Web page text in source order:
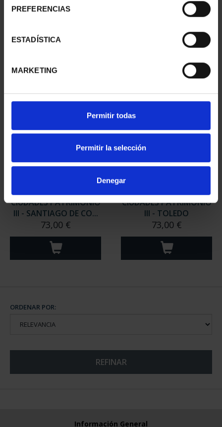
PREFERENCIAS
ESTADÍSTICA
MARKETING
Permitir todas
Permitir la selección
Denegar
III - TARRAGONA
73,00 €
III - SEGOVIA
CIUDADES PATRIMONIO
III - SANTIAGO DE CO...
73,00 €
CIUDADES PATRIMONIO
III - TOLEDO
73,00 €
ORDENAR POR:
REFINAR
Información General